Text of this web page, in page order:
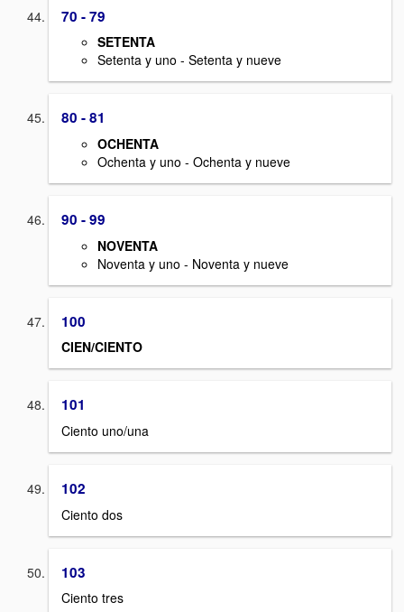
70 - 79
SETENTA
Setenta y uno - Setenta y nueve
80 - 81
OCHENTA
Ochenta y uno - Ochenta y nueve
90 - 99
NOVENTA
Noventa y uno - Noventa y nueve
100
CIEN/CIENTO
101
Ciento uno/una
102
Ciento dos
103
Ciento tres